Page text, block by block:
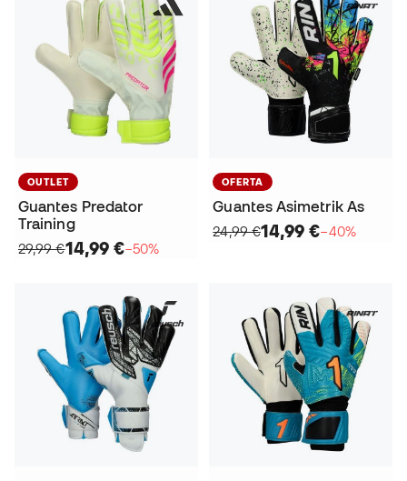
OUTLET
Guantes Predator
Training
29,99 €14,99 €−50%
OFERTA
Guantes Asimetrik As
24,99 €14,99 €−40%